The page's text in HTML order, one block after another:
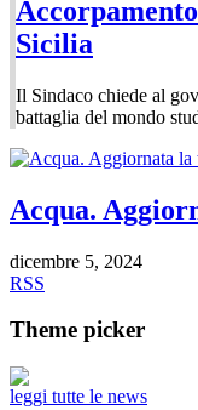
Sicilia
Il Sindaco chiede al
battaglia del mondo
Acqua.
dicembre 5, 2024
RSS
Theme picker
leggi tutte le news